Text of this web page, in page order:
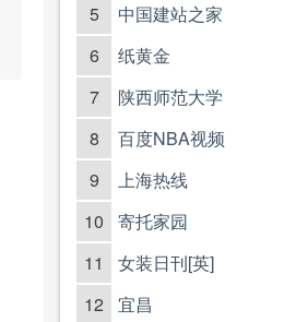
5 中国建站之家
6 纸黄金
7 陕西师范大学
8 百度NBA视频
9 上海热线
10 寄托家园
11 女装日刊[英]
12 宜昌